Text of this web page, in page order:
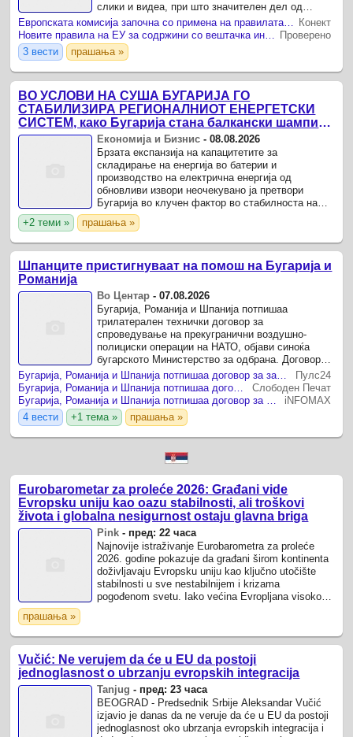
слики и видеа, при што значителен дел од
содржината создадена со помош на вештачка
интелигенција (AI) сега ...
Европската комисија започна со примена на правилата за означување на AI содржини Конект
Новите правила на ЕУ за содржини со вештачка интелигенција носат обврски и за медиумите Проверено
3 вести
прашања »
ВО УСЛОВИ НА СУША БУГАРИЈА ГО
СТАБИЛИЗИРА РЕГИОНАЛНИОТ ЕНЕРГЕТСКИ
СИСТЕМ, како Бугарија стана балкански шампион
во складирање на енергија од батерии
Економија и Бизнис -08.08.2026
Брзата експанзија на капацитетите за
складирање на енергија во батерии и
производство на електрична енергија од
обновливи извори неочекувано ја претвори
Бугарија во клучен фактор во стабилноста на
електроенергетскиот систем на Југоисточна
Европа, додека Романија и Унгарија се ...
+2 теми » прашања »
Шпанците пристигнуваат на помош на Бугарија и
Романија
Во Центар -07.08.2026
Бугарија, Романија и Шпанија потпишаа
трилатерален технички договор за
спроведување на прекугранични воздушно-
полициски операции на НАТО, објави синоќа
бугарското Министерство за одбрана. Договорот
се базира на договорот од 2021 година меѓу
владите на Бугарија и Романија и им ...
Пулс24
Слободен Печат
iNFOMAX
4 вести
+1 тема » прашања »
Eurobarometar za proleće 2026: Građani vide
Evropsku uniju kao oazu stabilnosti, ali troškovi
života i globalna nesigurnost ostaju glavna briga
Pink - пред: 22 часа
Najnovije istraživanje Eurobarometra za proleće
2026. godine pokazuje da građani širom kontinenta
doživljavaju Evropsku uniju kao ključno utočište
stabilnosti u sve nestabilnijem i krizama
pogođenom svetu. Iako većina Evropljana visoko
прашања »
Vučić: Ne verujem da će u EU da postoji
jednoglasnost o ubrzanju evropskih integracija
Tanjug - пред: 23 часа
BEOGRAD - Predsednik Srbije Aleksandar Vučić
izjavio je danas da ne veruje da će u EU da postoji
jednoglasnost oko ubrzanja evropskih integracija i